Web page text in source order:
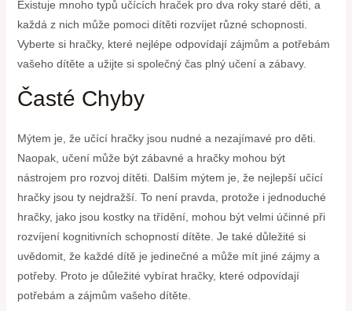
Existuje mnoho typů učících hraček pro dva roky staré děti, a
každá z nich může pomoci dítěti rozvíjet různé schopnosti.
Vyberte si hračky, které nejlépe odpovídají zájmům a potřebám
vašeho dítěte a užijte si společný čas plný učení a zábavy.
Časté Chyby
Mýtem je, že učící hračky jsou nudné a nezajímavé pro děti.
Naopak, učení může být zábavné a hračky mohou být
nástrojem pro rozvoj dítěti. Dalším mýtem je, že nejlepší učící
hračky jsou ty nejdražší. To není pravda, protože i jednoduché
hračky, jako jsou kostky na třídění, mohou být velmi účinné při
rozvíjení kognitivních schopností dítěte. Je také důležité si
uvědomit, že každé dítě je jedinečné a může mít jiné zájmy a
potřeby. Proto je důležité vybírat hračky, které odpovídají
potřebám a zájmům vašeho dítěte.